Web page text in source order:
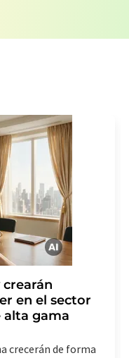
. LUMITOS
investigación de
momento su
correo postal a
Berlín
correo
la
en el sector
alta gama
crecerán de forma